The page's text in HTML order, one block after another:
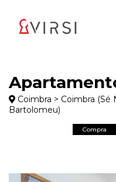
Coimbra > Coimbra (Sé
Bartolomeu)
Compra